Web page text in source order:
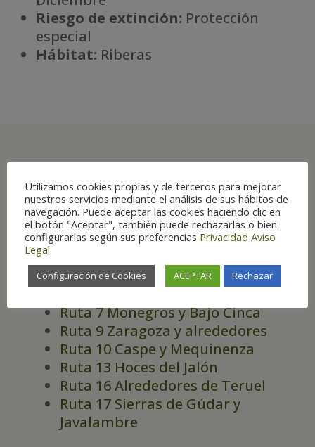
Riesgo de extinción: Protección
especial
Hábitat: Riberas
Principales lugares
de Aragón para su
observación
RUTAS
Ruta 7 Monegros y Bajo Cinca
Ruta 9 Zaragoza y alrededores
Ruta 10 Caspe y Mequinenza
Ruta 13 Hoces del Jalón
Ruta 16 Alrededores de Teruel
Ruta 17 Sierras de Gúdar y
Javalambre
Utilizamos cookies propias y de terceros para mejorar
nuestros servicios mediante el análisis de sus hábitos de
navegación. Puede aceptar las cookies haciendo clic en
el botón "Aceptar", también puede rechazarlas o bien
configurarlas según sus preferencias Privacidad Aviso
Legal
Configuración de Cookies ACEPTAR Rechazar